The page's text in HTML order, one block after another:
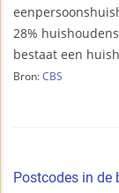
28%
bestaat een
Bron: CBS
Postcodes in de